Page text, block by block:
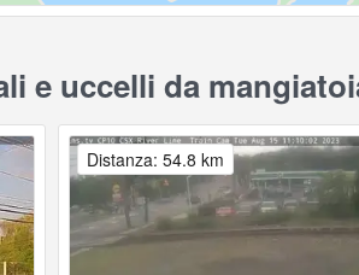
e uccelli da
Distanza: 54.8 km